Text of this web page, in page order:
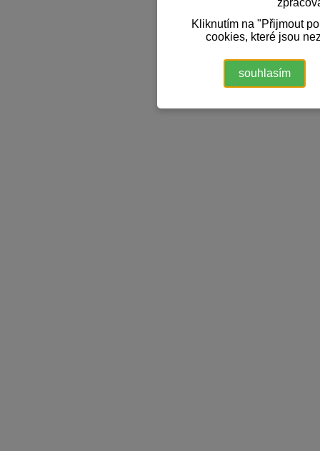
Kliknutím na "Přijmout
cookies, které jsou
souhlasím